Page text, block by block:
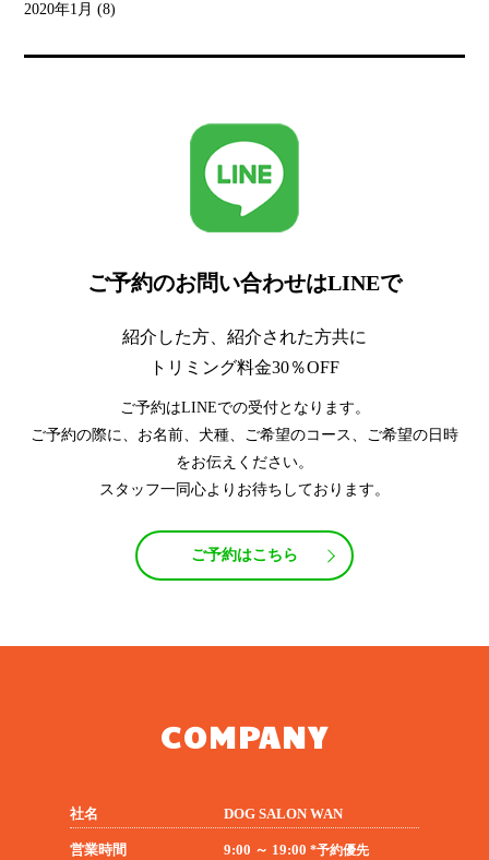
2020年1月 (8)
ご予約のお問い合わせはLINEで
紹介した方、紹介された方共に
トリミング料金30％OFF
ご予約はLINEでの受付となります。
ご予約の際に、お名前、犬種、ご希望のコース、ご希望の日時
をお伝えください。
スタッフ一同心よりお待ちしております。
ご予約はこちら
COMPANY
社名 DOG SALON WAN
営業時間 9:00 ～ 19:00 *予約優先